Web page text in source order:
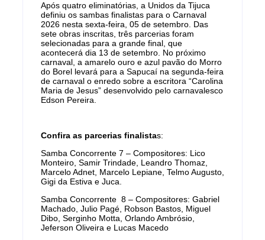
Após quatro eliminatórias, a Unidos da Tijuca
definiu os sambas finalistas para o Carnaval
2026 nesta sexta-feira, 05 de setembro. Das
sete obras inscritas, três parcerias foram
selecionadas para a grande final, que
acontecerá dia 13 de setembro. No próximo
carnaval, a amarelo ouro e azul pavão do Morro
do Borel levará para a Sapucaí na segunda-feira
de carnaval o enredo sobre a escritora “Carolina
Maria de Jesus” desenvolvido pelo carnavalesco
Edson Pereira.
Confira as parcerias finalistas:
Samba Concorrente 7 – Compositores: Lico
Monteiro, Samir Trindade, Leandro Thomaz,
Marcelo Adnet, Marcelo Lepiane, Telmo Augusto,
Gigi da Estiva e Juca.
Samba Concorrente 8 – Compositores: Gabriel
Machado, Julio Pagé, Robson Bastos, Miguel
Dibo, Serginho Motta, Orlando Ambrósio,
Jeferson Oliveira e Lucas Macedo